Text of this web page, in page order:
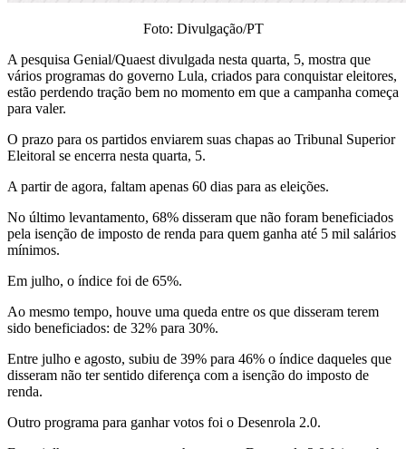
Foto: Divulgação/PT
A pesquisa Genial/Quaest divulgada nesta quarta, 5, mostra que
vários programas do governo Lula, criados para conquistar eleitores,
estão perdendo tração bem no momento em que a campanha começa
para valer.
O prazo para os partidos enviarem suas chapas ao Tribunal Superior
Eleitoral se encerra nesta quarta, 5.
A partir de agora, faltam apenas 60 dias para as eleições.
No último levantamento, 68% disseram que não foram beneficiados
pela isenção de imposto de renda para quem ganha até 5 mil salários
mínimos.
Em julho, o índice foi de 65%.
Ao mesmo tempo, houve uma queda entre os que disseram terem
sido beneficiados: de 32% para 30%.
Entre julho e agosto, subiu de 39% para 46% o índice daqueles que
disseram não ter sentido diferença com a isenção do imposto de
renda.
Outro programa para ganhar votos foi o Desenrola 2.0.